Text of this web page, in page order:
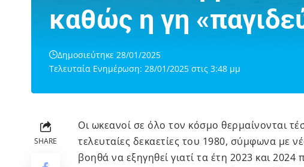
καθώς η γη
Τελευταία Ενημέρωση: 28/01/2025 στις 3:48 μμ
Δημοσιεύτηκε 28/01/2025
SHARE
Οι ωκεανοί σε όλο τον κόσμο θερμαίνονται
τελευταίες δεκαετίες του 1980, σύμφωνα με
βοηθά να εξηγηθεί γιατί τα έτη 2023 και 2024